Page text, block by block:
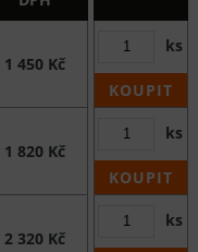
1 450 Kč
ks
KOUPIT
1 820 Kč
ks
KOUPIT
2 320 Kč
ks